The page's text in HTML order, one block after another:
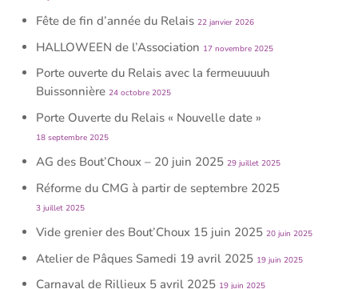
Fête de fin d’année du Relais 22 janvier 2026
HALLOWEEN de l’Association 17 novembre 2025
Porte ouverte du Relais avec la fermeuuuuh
Buissonnière 24 octobre 2025
Porte Ouverte du Relais « Nouvelle date »
18 septembre 2025
AG des Bout’Choux – 20 juin 2025 29 juillet 2025
Réforme du CMG à partir de septembre 2025
3 juillet 2025
Vide grenier des Bout’Choux 15 juin 2025 20 juin 2025
Atelier de Pâques Samedi 19 avril 2025 19 juin 2025
Carnaval de Rillieux 5 avril 2025 19 juin 2025